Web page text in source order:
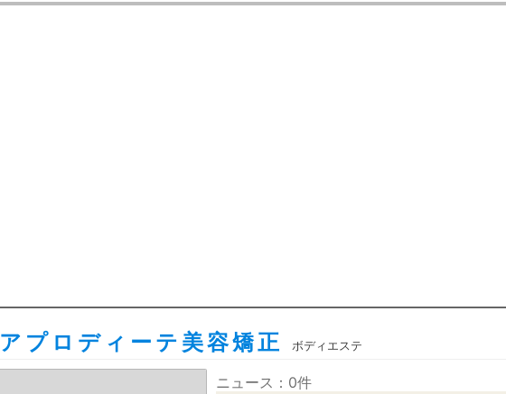
アプロディーテ美容矯正 ボディエステ
ニュース：0件